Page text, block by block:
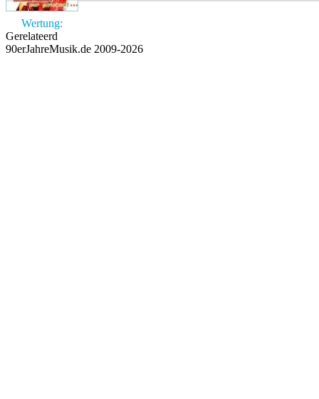
Wertung:
Gerelateerd
90erJahreMusik.de 2009-2026